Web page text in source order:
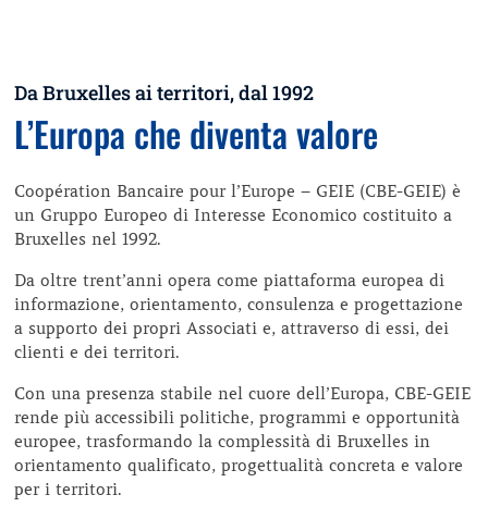
Da Bruxelles ai territori, dal 1992
L’Europa che diventa valore
Coopération Bancaire pour l’Europe – GEIE (CBE-GEIE) è
un Gruppo Europeo di Interesse Economico costituito a
Bruxelles nel 1992.
Da oltre trent’anni opera come piattaforma europea di
informazione, orientamento, consulenza e progettazione
a supporto dei propri Associati e, attraverso di essi, dei
clienti e dei territori.
Con una presenza stabile nel cuore dell’Europa, CBE-GEIE
rende più accessibili politiche, programmi e opportunità
europee, trasformando la complessità di Bruxelles in
orientamento qualificato, progettualità concreta e valore
per i territori.